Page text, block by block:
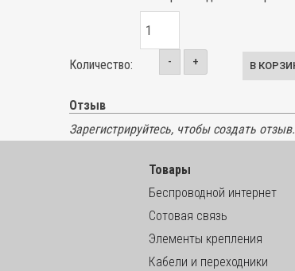
Количество: - +
Отзыв
Зарегистрируйтесь, чтобы создать отзыв.
Товары
Беспроводной интернет
Сотовая связь
Элементы крепления
Кабели и переходники